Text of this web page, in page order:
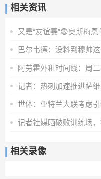
相关资讯
记者：热刺加速推进萨
相关录像